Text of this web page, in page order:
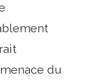
du